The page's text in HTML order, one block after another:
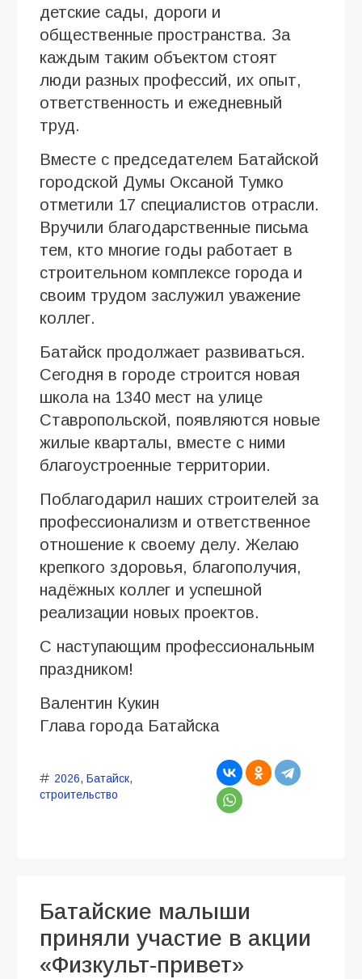
детские сады, дороги и
общественные пространства. За
каждым таким объектом стоят
люди разных профессий, их опыт,
ответственность и ежедневный
труд.
Вместе с председателем Батайской
городской Думы Оксаной Тумко
отметили 17 специалистов отрасли.
Вручили благодарственные письма
тем, кто многие годы работает в
строительном комплексе города и
своим трудом заслужил уважение
коллег.
Батайск продолжает развиваться.
Сегодня в городе строится новая
школа на 1340 мест на улице
Ставропольской, появляются новые
жилые кварталы, вместе с ними
благоустроенные территории.
Поблагодарил наших строителей за
профессионализм и ответственное
отношение к своему делу. Желаю
крепкого здоровья, благополучия,
надёжных коллег и успешной
реализации новых проектов.
С наступающим профессиональным
праздником!
Валентин Кукин
Глава города Батайска
2026, Батайск,
строительство
Батайские малыши
приняли участие в акции
«Физкульт-привет»